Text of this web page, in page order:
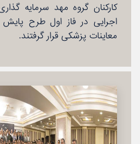
كاركنان گروه مهد سرمایه
اجرایی در فاز اول طرح
معاینات پزشكی قرار گرفتند.